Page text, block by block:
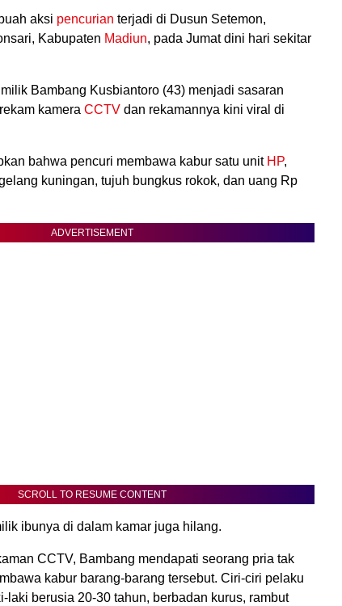
aksi pencurian terjadi di Dusun Setemon,
Kabupaten Madiun, pada Jumat dini hari sekitar
Bambang Kusbiantoro (43) menjadi sasaran
kamera CCTV dan rekamannya kini viral di
bahwa pencuri membawa kabur satu unit HP,
kuningan, tujuh bungkus rokok, dan uang Rp
ADVERTISEMENT
SCROLL TO RESUME CONTENT
ibunya di dalam kamar juga hilang.
CCTV, Bambang mendapati seorang pria tak
kabur barang-barang tersebut. Ciri-ciri pelaku
laki berusia 20-30 tahun, berbadan kurus, rambut